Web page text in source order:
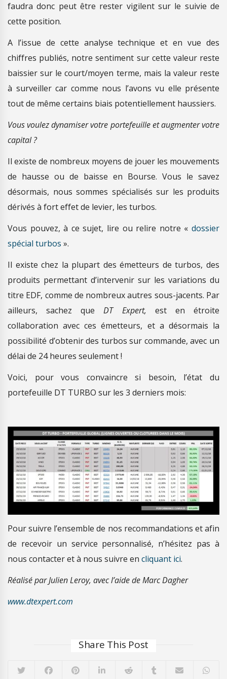
faudra donc peut être rester vigilent sur le suivie de
cette position.
A l’issue de cette analyse technique et en vue des
chiffres publiés, notre sentiment sur cette valeur reste
baissier sur le court/moyen terme, mais la valeur reste
à surveiller car comme nous l’avons vu elle présente
tout de même certains biais potentiellement haussiers.
Vous voulez dynamiser votre portefeuille et augmenter votre
capital ?
Il existe de nombreux moyens de jouer les mouvements
de hausse ou de baisse en Bourse. Vous le savez
désormais, nous sommes spécialisés sur les produits
dérivés à fort effet de levier, les turbos.
Vous pouvez, à ce sujet, lire ou relire notre « dossier
spécial turbos ».
Il existe chez la plupart des émetteurs de turbos, des
produits permettant d’intervenir sur les variations du
titre EDF, comme de nombreux autres sous-jacents. Par
ailleurs, sachez queDT Expert, est en étroite
collaboration avec ces émetteurs, et a désormais la
possibilité d’obtenir des turbos sur commande, avec un
délai de 24 heures seulement !
Voici, pour vous convaincre si besoin, l’état du
portefeuille DT TURBO sur les 3 derniers mois:
Pour suivre l’ensemble de nos recommandations et afin
de recevoir un service personnalisé, n’hésitez pas à
nous contacter et à nous suivre en cliquant ici.
Réalisé par Julien Leroy, avec l’aide de Marc Dagher
www.dtexpert.com
Share This Post